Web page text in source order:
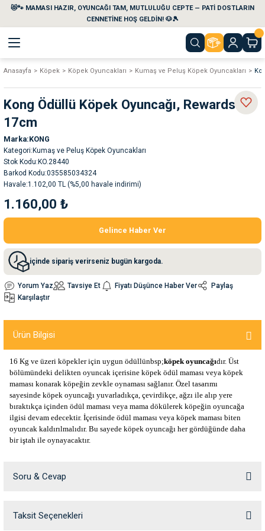
😻🐾 MAMASI HAZIR, OYUNCAĞI TAM, MUTLULUĞU CEPTE — PATİ DOSTLARIN
CENNETİNE HOŞ GELDİN! 🐶🎾
Geri Dön
Geri Dön
Temizlik Ürünleri
Su Kabları
Kemikleri
Seyahat Ürünleri
Geri Dön
Geri Dön
Geri Dön
Geri Dön
Anasayfa Köpek Köpek Oyuncakları Kumaş ve Peluş Köpek Oyuncakları
Kong Ödüllü Köpek Oyuncağı, Rewards L
17cm
Marka KONG
Kategori Kumaş ve Peluş Köpek Oyuncakları
Stok Kodu KO.28440
Barkod Kodu 035585034324
Havale 1.102,00 TL (%5,00 havale indirimi)
1.160,00 ₺
Gelince Haber Ver
içinde sipariş verirseniz bugün kargoda.
Yorum Yaz Tavsiye Et Fiyatı Düşünce Haber Ver
Paylaş
Karşılaştır
Ürün Bilgisi
16 Kg ve üzeri köpekler için uygun ödüllünbsp;köpek oyuncağıdır. Üst
bölümündeki delikten oyuncak içerisine köpek ödül maması veya köpek
maması konarak köpeğin zevkle oynaması sağlanır. Özel tasarımı
sayesinde köpek oyuncağı yuvarladıkça, çevirdikçe, ağzı ile alıp yere
bıraktıkça içinden ödül maması veya mama dökülerek köpeğin oyuncağa
ilgisi devam edecektir. İçerisinde ödül maması veya köpek maması biten
oyuncak kaldırılmalıdır. Bu sayede köpek oyuncağı her gördüğünde daha
bir iştah ile oynayacaktır.
Soru & Cevap
Ürün hakkında henüz soru sorulmamış.
Taksit Seçenekleri